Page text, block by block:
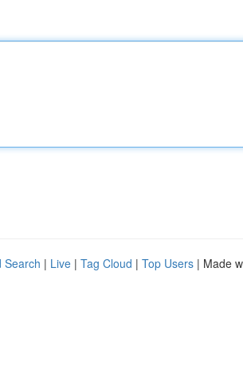
Search | Live | Tag Cloud | Top Users | Made